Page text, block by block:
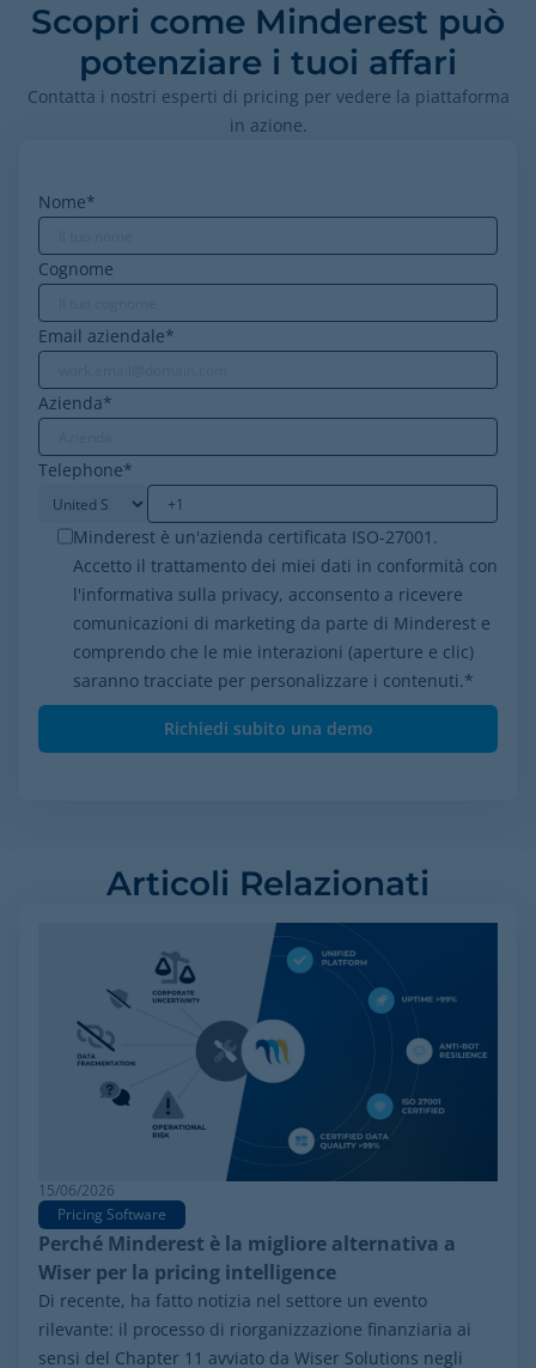
Scopri come Minderest può
potenziare i tuoi affari
Contatta i nostri esperti di pricing per vedere la piattaforma
in azione.
Nome*
Cognome
Email aziendale*
Azienda*
Telephone*
Minderest è un'azienda certificata ISO-27001.
Accetto il trattamento dei miei dati in conformità con
l'informativa sulla privacy, acconsento a ricevere
comunicazioni di marketing da parte di Minderest e
comprendo che le mie interazioni (aperture e clic)
saranno tracciate per personalizzare i contenuti.*
Articoli Relazionati
15/06/2026
Pricing Software
Perché Minderest è la migliore alternativa a
Wiser per la pricing intelligence
Di recente, ha fatto notizia nel settore un evento
rilevante: il processo di riorganizzazione finanziaria ai
sensi del Chapter 11 avviato da Wiser Solutions negli